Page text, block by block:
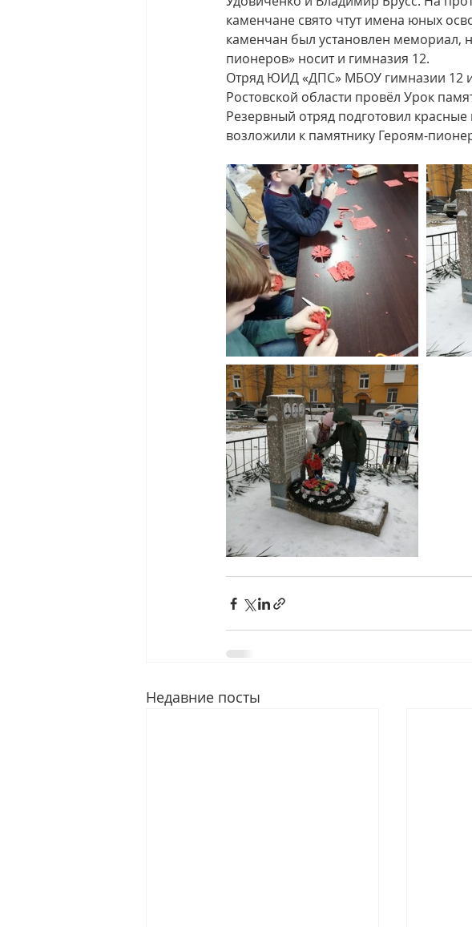
каменчане свято чтут имена юных
каменчан был установлен мемориал,
пионеров» носит и гимназия 12.
Отряд ЮИД «ДПС» МБОУ гимназии 12
Ростовской области провёл Урок
Резервный отряд подготовил
возложили к памятнику Героям-
Недавние посты